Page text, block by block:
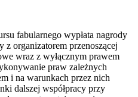
fabularnego wypłata nagrody
z organizatorem przenoszącej
wraz z wyłącznym prawem
praw zależnych
i na warunkach przez nich
dalszej współpracy przy